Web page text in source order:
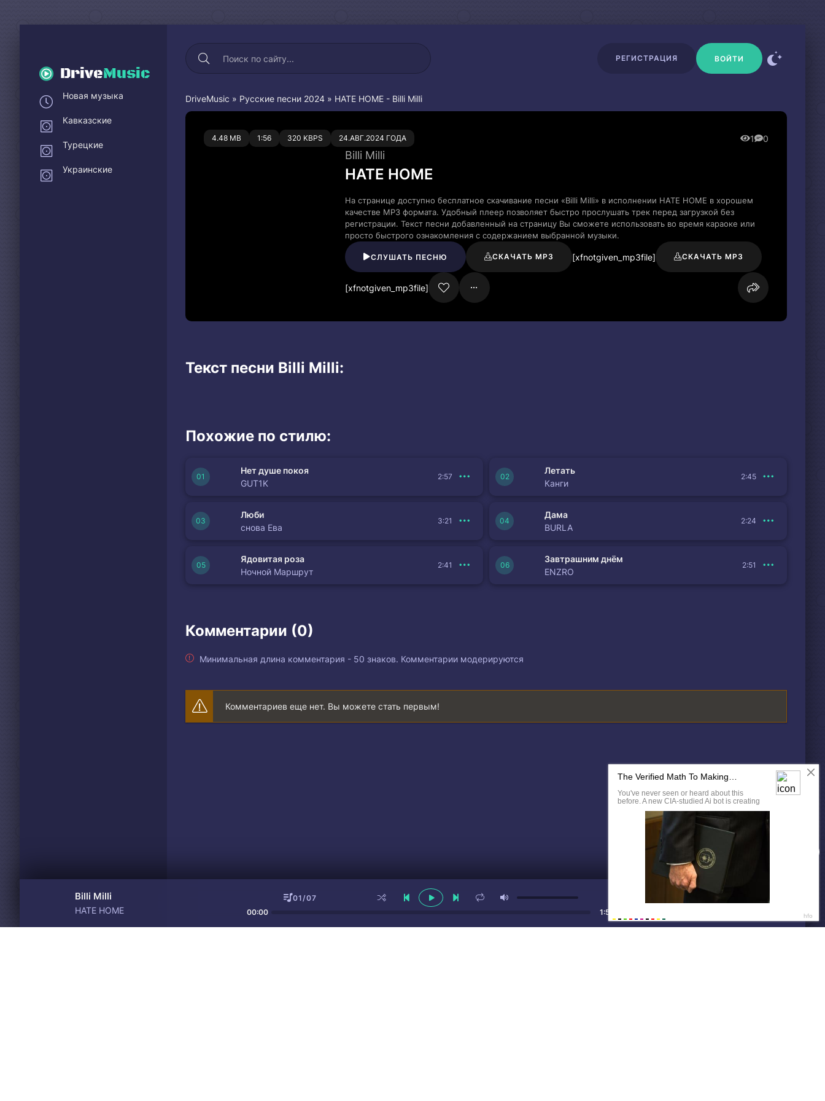
DriveMusic
РЕГИСТРАЦИЯ ВОЙТИ
DriveMusic » Русские песни 2024 » HATE HOME - Billi Milli
4.48 MB 1:56 320 KBPS 24.АВГ.2024 ГОДА 1 0
0 0
Billi Milli
HATE HOME
На странице доступно бесплатное скачивание песни «Billi Milli» в исполнении HATE HOME в хорошем
качестве MP3 формата. Удобный плеер позволяет быстро прослушать трек перед загрузкой без
регистрации. Текст песни добавленный на страницу Вы сможете использовать во время караоке или
просто быстрого ознакомления с содержанием выбранной музыки.
СЛУШАТЬ ПЕСНЮ СКАЧАТЬ MP3 [xfnotgiven_mp3file] СКАЧАТЬ MP3
[xfnotgiven_mp3file]
Текст песни Billi Milli:
Похожие по стилю:
Нет душе покоя
GUT1K
2:57
Летать
Канги
2:45
Люби
снова Ева
3:21
Дама
BURLA
2:24
Ядовитая роза
Ночной Маршрут
2:41
Завтрашним днём
ENZRO
2:51
Комментарии (0)
Минимальная длина комментария - 50 знаков. Комментарии модерируются
Комментариев еще нет. Вы можете стать первым!
Новая музыка
Кавказские
Турецкие
Украинские
Billi Milli
HATE HOME
01/07
00:00
1:56
Скидки не ждут